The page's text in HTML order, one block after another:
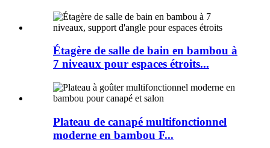
Étagère de salle de bain en bambou à
7 niveaux pour espaces étroits...
Plateau de canapé multifonctionnel
moderne en bambou F...